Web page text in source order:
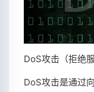
DoS攻击（拒绝
DoS攻击是通过